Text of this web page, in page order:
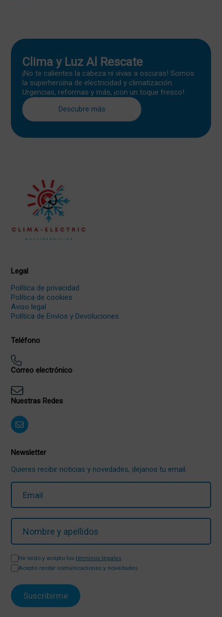
Clima y Luz Al Rescate
¡No te calientes la cabeza ni vivas a oscuras! Somos
la superheroína de electricidad y climatización.
Urgencias, reformas y más, ¡con un toque fresco!
Descubre más
Legal
Política de privacidad
Política de cookies
Aviso legal
Política de Envíos y Devoluciones
Teléfono
Correo electrónico
Nuestras Redes
Newsletter
Quieres recibir noticias y novedades, dejanos tu email.
He leído y acepto los términos legales
Acepto recibir comunicaciones y novedades